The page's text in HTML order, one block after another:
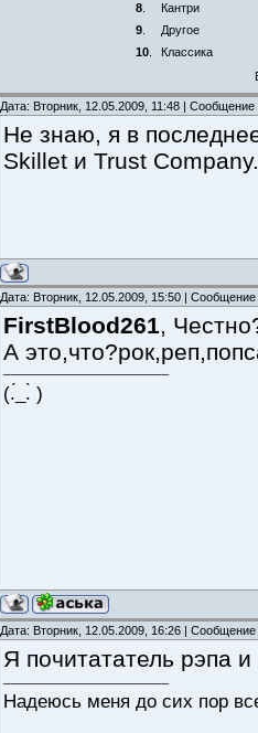
8.
Кантри
9.
Другое
10.
Классика
Дата: Вторник, 12.05.2009, 11:48 |
Не знаю, я в
Skillet и Trust
Дата: Вторник, 12.05.2009, 15:50 |
FirstBlood261,
А
(.́_.̀ )
Дата: Вторник, 12.05.2009, 16:26 |
Я почитататель рэпа
Надеюсь меня до сих пор